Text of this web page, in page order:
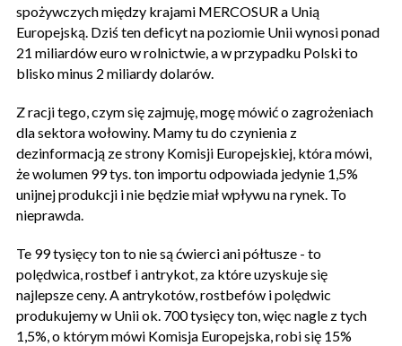
spożywczych między krajami MERCOSUR a Unią
Europejską. Dziś ten deficyt na poziomie Unii wynosi ponad
21 miliardów euro w rolnictwie, a w przypadku Polski to
blisko minus 2 miliardy dolarów.
Z racji tego, czym się zajmuję, mogę mówić o zagrożeniach
dla sektora wołowiny. Mamy tu do czynienia z
dezinformacją ze strony Komisji Europejskiej, która mówi,
że wolumen 99 tys. ton importu odpowiada jedynie 1,5%
unijnej produkcji i nie będzie miał wpływu na rynek. To
nieprawda.
Te 99 tysięcy ton to nie są ćwierci ani półtusze - to
polędwica, rostbef i antrykot, za które uzyskuje się
najlepsze ceny. A antrykotów, rostbefów i polędwic
produkujemy w Unii ok. 700 tysięcy ton, więc nagle z tych
1,5%, o którym mówi Komisja Europejska, robi się 15%